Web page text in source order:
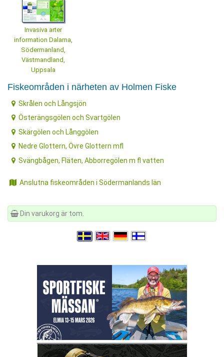
Invasiva arter
information Dalarna,
Södermanland,
Västmandland,
Uppsala
Fiskeområden i närheten av Holmen Fiske
Skrålen och Långsjön
Österängsgölen och Svartgölen
Skärgölen och Långgölen
Nedre Glottern, Övre Glottern mfl
Svängbågen, Fläten, Abborregölen m fl vatten
Anslutna fiskeområden i Södermanlands län
Din varukorg är tom.